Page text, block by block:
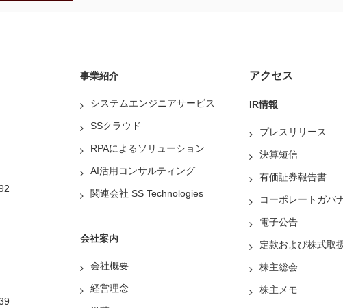
事業紹介
システムエンジニアサービス
SSクラウド
RPAによるソリューション
AI活用コンサルティング
関連会社 SS Technologies
会社案内
会社概要
経営理念
アクセス
IR情報
プレスリリース
決算短信
有価証券報告書
コーポレートガバ
電子公告
定款および株式取
株主総会
株主メモ